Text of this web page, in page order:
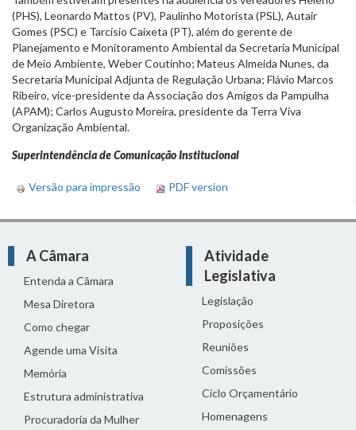
(PHS), Leonardo Mattos (PV), Paulinho Motorista (PSL), Autair
Gomes (PSC) e Tarcísio Caixeta (PT), além do gerente de
Planejamento e Monitoramento Ambiental da Secretaria Municipal
de Meio Ambiente, Weber Coutinho; Mateus Almeida Nunes, da
Secretaria Municipal Adjunta de Regulação Urbana; Flávio Marcos
Ribeiro, vice-presidente da Associação dos Amigos da Pampulha
(APAM); Carlos Augusto Moreira, presidente da Terra Viva
Organização Ambiental.
Superintendência de Comunicação Institucional
Versão para impressão PDF version
A Câmara
Entenda a Câmara
Mesa Diretora
Como chegar
Agende uma Visita
Memória
Estrutura administrativa
Procuradoria da Mulher
Atividade
Legislativa
Legislação
Proposições
Reuniões
Comissões
Ciclo Orçamentário
Homenagens